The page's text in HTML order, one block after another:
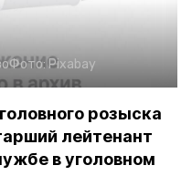
Фото: Pixabay
розыска
лейтенант
в уголовном